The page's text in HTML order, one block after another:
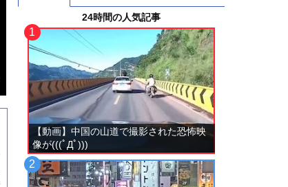
24時間の人気記事
【動画】中国の山道で撮影された恐怖映
像が(((ﾟДﾟ)))